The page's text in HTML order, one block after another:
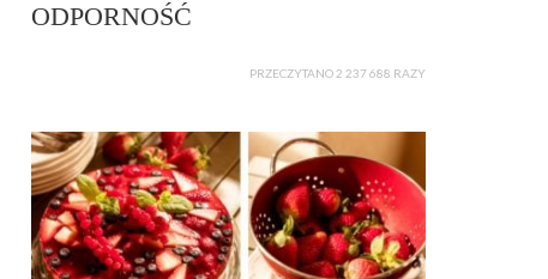
ODPORNOŚĆ
PRZECZYTANO 2 237 688 RAZY